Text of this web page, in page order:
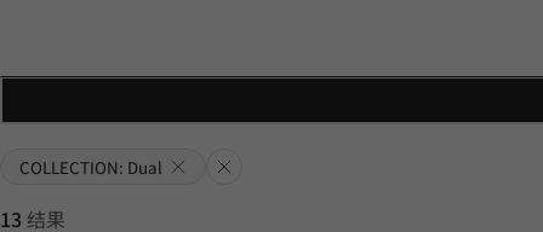
COLLECTION: Dual
Rese
13 结果